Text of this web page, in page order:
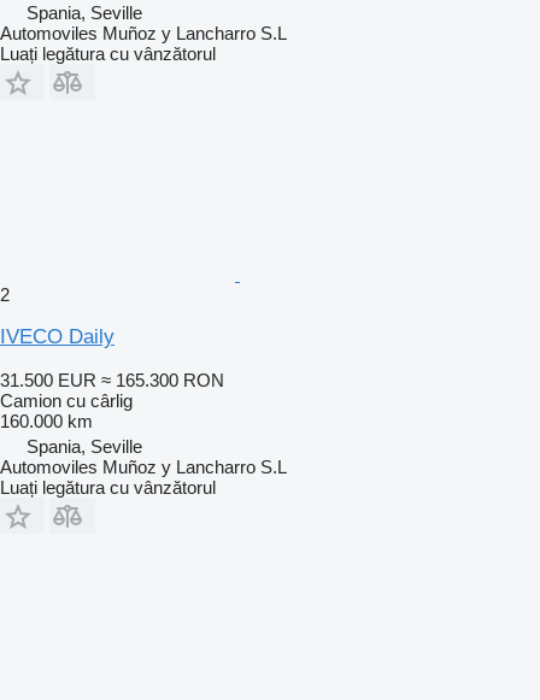
Spania, Seville
Automoviles Muñoz y Lancharro S.L
Luați legătura cu vânzătorul
2
IVECO Daily
31.500 EUR ≈ 165.300 RON
Camion cu cârlig
160.000 km
Spania, Seville
Automoviles Muñoz y Lancharro S.L
Luați legătura cu vânzătorul